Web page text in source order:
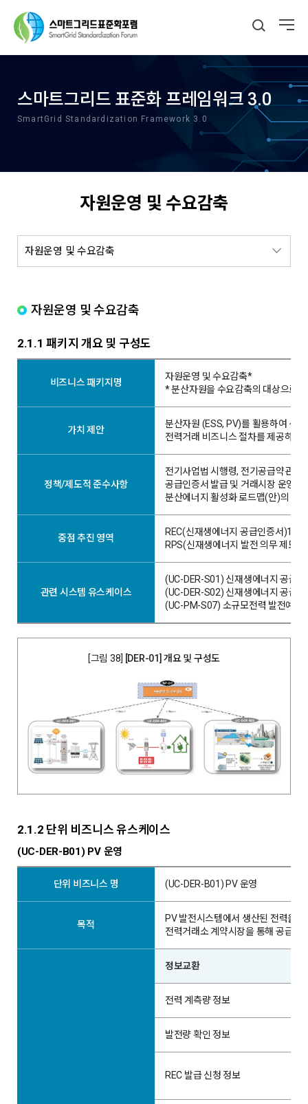
스마트그리드 표준화 프레임워크 3.0
SmartGrid Standardization Framework 3.0
자원운영 및 수요감축
자원운영 및 수요감축
자원운영 및 수요감축
2.1.1 패키지 개요 및 구성도
비즈니스 패키지명
자원운영 및 수요감축*
* 분산자원을 수요감축의 대상으로
가치 제안
분산자원 (ESS, PV)를 활용하여 신
전력거래 비즈니스 절차를 제공하고
정책/제도적 준수사항
전기사업법 시행령, 전기공급약관,
공급인증서 발급 및 거래시장 운영
분산에너지 활성화 로드맵(안)의
중점 추진 영역
REC(신재생에너지 공급인증서)10
RPS(신재생에너지 발전 의무 제도)
관련 시스템 유스케이스
(UC-DER-S01) 신재생에너지 공급
(UC-DER-S02) 신재생에너지 공급
(UC-PM-S07) 소규모전력 발전예측
[그림 38] [DER-01] 개요 및 구성도
2.1.2 단위 비즈니스 유스케이스
(UC-DER-B01) PV 운영
단위 비즈니스 명 (UC-DER-B01) PV 운영
목적
PV 발전시스템에서 생산된 전력을
전력거래소 계약시장을 통해 공급의
정보교환
전력 계측량 정보
발전량 확인 정보
REC 발급 신청 정보